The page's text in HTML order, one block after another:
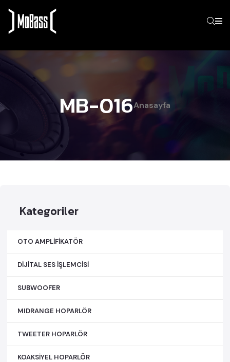
MB-016Anasayfa
Kategoriler
OTO AMPLİFİKATÖR
DİJİTAL SES İŞLEMCİSİ
SUBWOOFER
MIDRANGE HOPARLÖR
TWEETER HOPARLÖR
KOAKSİYEL HOPARLÖR